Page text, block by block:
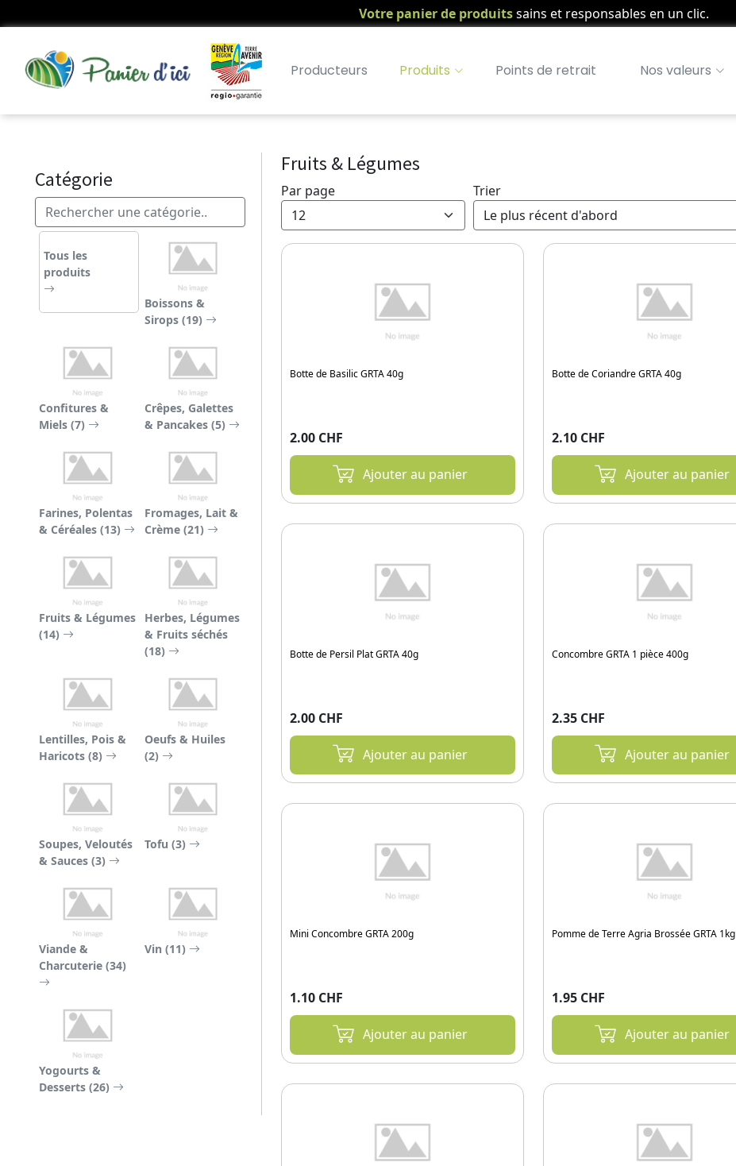
Votre panier de produitssains et responsables en un clic.
Producteurs Produits Points de retrait Nos valeurs
Catégorie
Tous les
produits
Boissons &
Sirops (19)
Confitures &
Miels (7)
Crêpes, Galettes
& Pancakes (5)
Farines, Polentas
& Céréales (13)
Fromages, Lait &
Crème (21)
Fruits & Légumes
(14)
Herbes, Légumes
& Fruits séchés
(18)
Lentilles, Pois &
Haricots (8)
Oeufs & Huiles
(2)
Soupes, Veloutés
& Sauces (3)
Tofu (3)
Viande &
Charcuterie (34)
Vin (11)
Yogourts &
Desserts (26)
Fruits & Légumes
Par page
Trier
Botte de Basilic GRTA 40g
2.00 CHF
Ajouter au panier
Botte de Coriandre GRTA 40g
2.10 CHF
Ajouter au panier
Botte de Persil Plat GRTA 40g
2.00 CHF
Ajouter au panier
Concombre GRTA 1 pièce 400g
2.35 CHF
Ajouter au panier
Mini Concombre GRTA 200g
1.10 CHF
Ajouter au panier
Pomme de Terre Agria Brossée GRTA 1kg
1.95 CHF
Ajouter au panier